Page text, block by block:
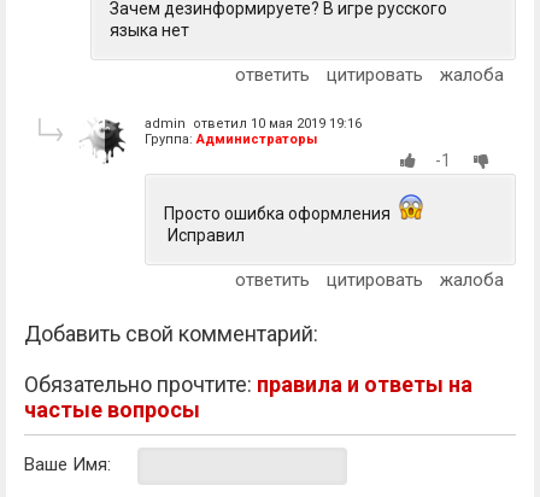
Зачем дезинформируете? В игре русского
языка нет
ответить цитировать жалоба
admin ответил 10 мая 2019 19:16
Группа:Администраторы
-1
Просто ошибка оформления
Исправил
ответить цитировать жалоба
Добавить свой комментарий:
Обязательно прочтите: правила и ответы на
частые вопросы
Ваше Имя: